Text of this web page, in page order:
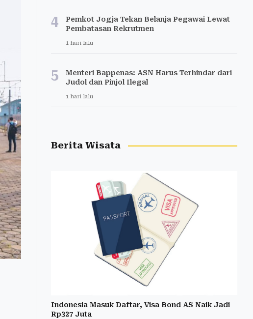
4
Pemkot Jogja Tekan Belanja Pegawai Lewat
Pembatasan Rekrutmen
1 hari lalu
5
Menteri Bappenas: ASN Harus Terhindar dari
Judol dan Pinjol Ilegal
1 hari lalu
Berita Wisata
Indonesia Masuk Daftar, Visa Bond AS Naik Jadi
Rp327 Juta